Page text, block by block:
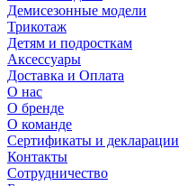
Демисезонные модели
Трикотаж
Детям и подросткам
Аксессуары
Доставка и Оплата
О нас
О бренде
О команде
Сертификаты и декларации
Контакты
Сотрудничество